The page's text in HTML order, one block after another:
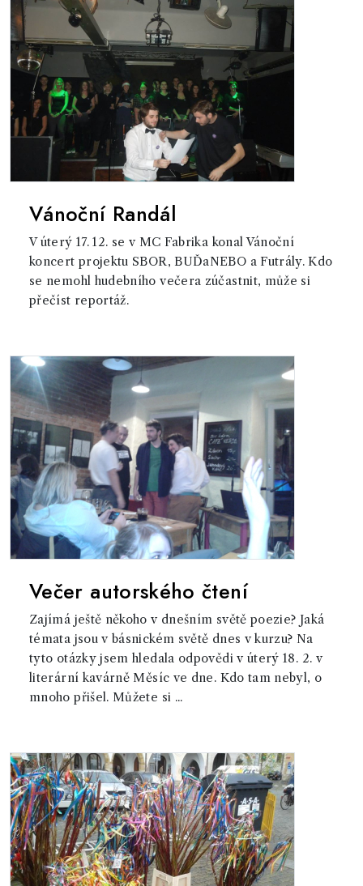
Vánoční Randál
V úterý 17. 12. se v MC Fabrika konal Vánoční
koncert projektu SBOR, BUĎaNEBO a Futrály. Kdo
se nemohl hudebního večera zúčastnit, může si
přečíst reportáž.
Večer autorského čtení
Zajímá ještě někoho v dnešním světě poezie? Jaká
témata jsou v básnickém světě dnes v kurzu? Na
tyto otázky jsem hledala odpovědi v úterý 18. 2. v
literární kavárně Měsíc ve dne. Kdo tam nebyl, o
mnoho přišel. Můžete si ...